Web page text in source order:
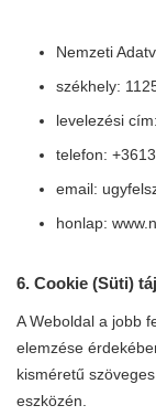
Nemzeti
székhely:
levelezési
telefon:
email:
honlap:
6. Cookie (Süti)
A Weboldal a jobb
elemzése
kisméretű
eszközén.